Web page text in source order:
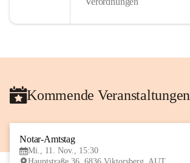
Kommende Veranstaltungen
Notar-Amtstag
Mi., 11. Nov., 15:30